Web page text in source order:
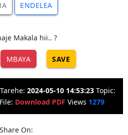
ENDELEA
Makala hii.. ?
MBAYA SAVE
Tarehe: 2024-05-10 14:53:23 Topic:
Download PDF Views 1279
Share On: